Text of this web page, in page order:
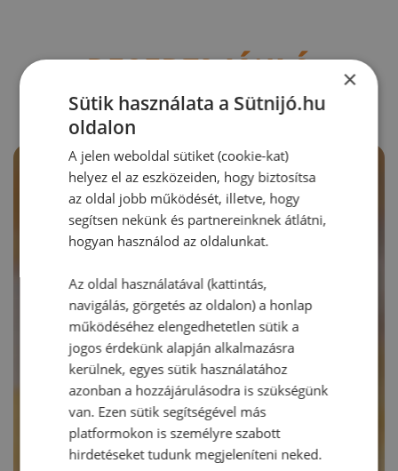
RECEPTAJÁNLÓ ×
Sütik használata a Sütnijó.hu
oldalon
A jelen weboldal sütiket (cookie-kat)
helyez el az eszközeiden, hogy biztosítsa
az oldal jobb működését, illetve, hogy
segítsen nekünk és partnereinknek átlátni,
hogyan használod az oldalunkat.
Az oldal használatával (kattintás,
navigálás, görgetés az oldalon) a honlap
működéséhez elengedhetetlen sütik a
jogos érdekünk alapján alkalmazásra
kerülnek, egyes sütik használatához
azonban a hozzájárulásodra is szükségünk
van. Ezen sütik segítségével más
platformokon is személyre szabott
hirdetéseket tudunk megjeleníteni neked.